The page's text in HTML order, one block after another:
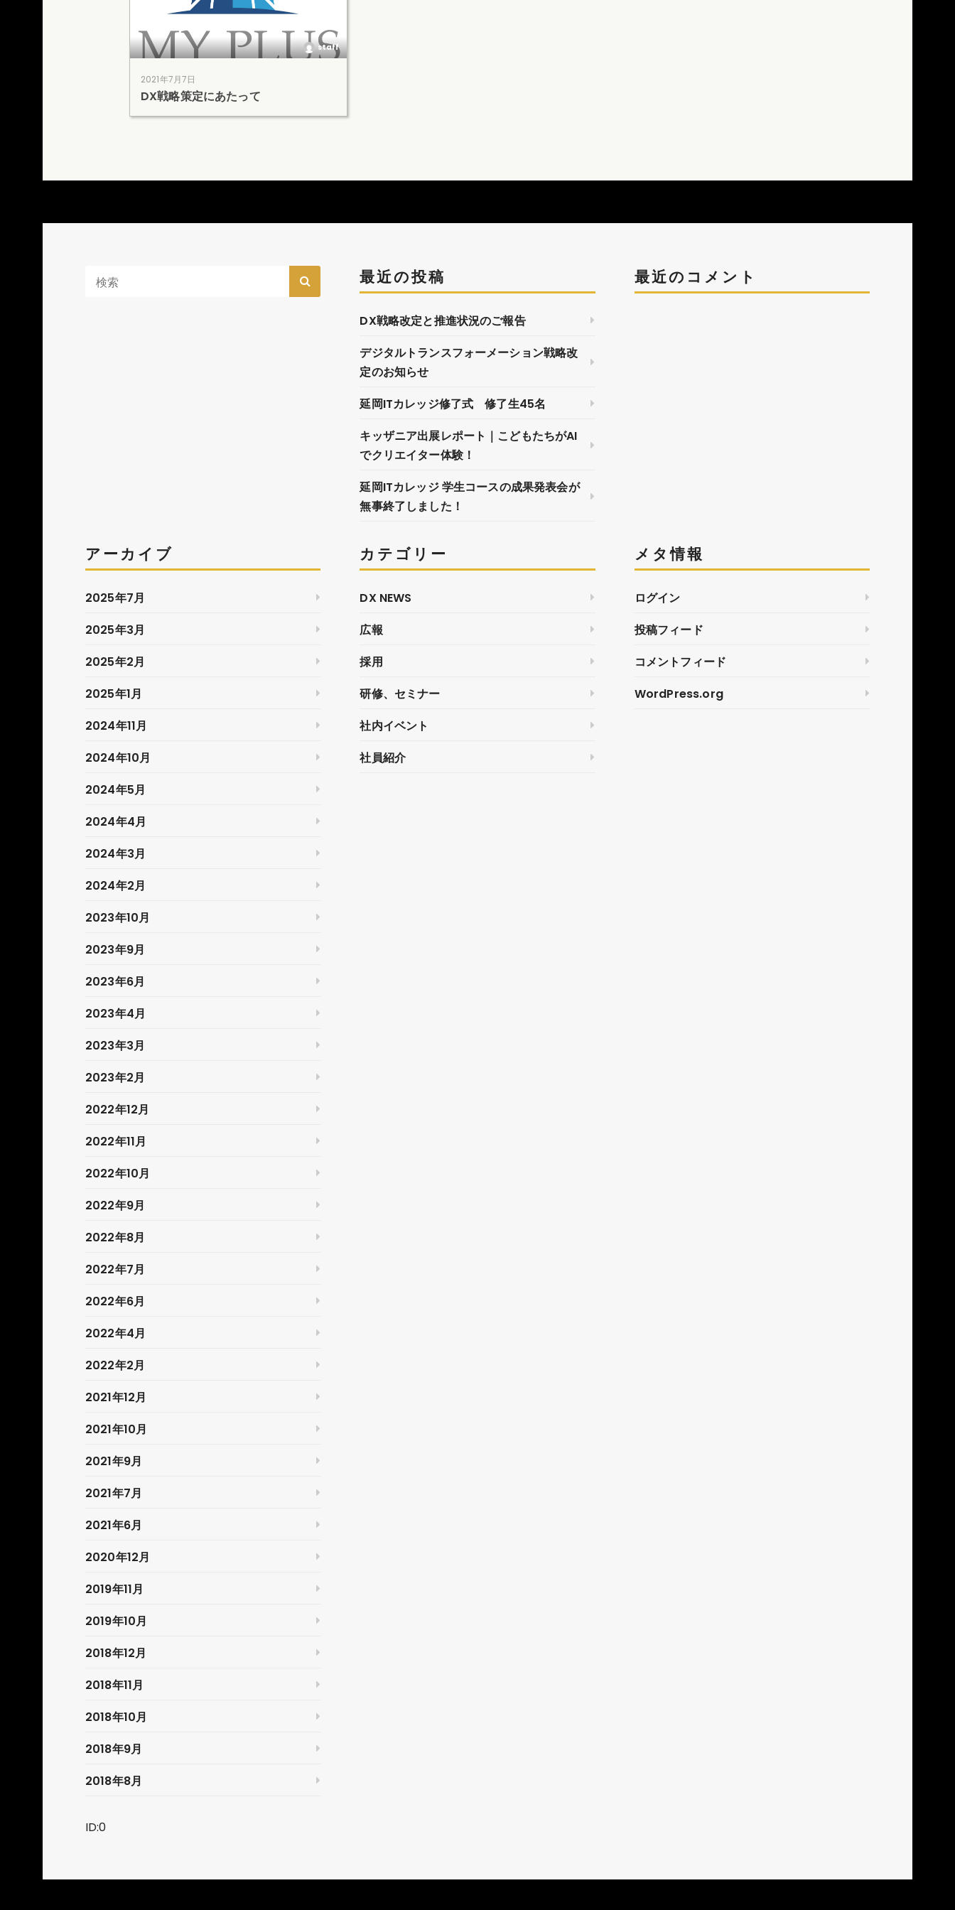
staff
2021年7月7日
DX戦略策定にあたって
最近の投稿
DX戦略改定と推進状況のご報告
デジタルトランスフォーメーション戦略改
定のお知らせ
延岡ITカレッジ修了式 修了生45名
キッザニア出展レポート｜こどもたちがAI
でクリエイター体験！
延岡ITカレッジ 学生コースの成果発表会が
無事終了しました！
最近のコメント
アーカイブ
2025年7月
2025年3月
2025年2月
2025年1月
2024年11月
2024年10月
2024年5月
2024年4月
2024年3月
2024年2月
2023年10月
2023年9月
2023年6月
2023年4月
2023年3月
2023年2月
2022年12月
2022年11月
2022年10月
2022年9月
2022年8月
2022年7月
2022年6月
2022年4月
2022年2月
2021年12月
2021年10月
2021年9月
2021年7月
2021年6月
2020年12月
2019年11月
2019年10月
2018年12月
2018年11月
2018年10月
2018年9月
2018年8月
カテゴリー
DX NEWS
広報
採用
研修、セミナー
社内イベント
社員紹介
メタ情報
ログイン
投稿フィード
コメントフィード
WordPress.org
ID:0